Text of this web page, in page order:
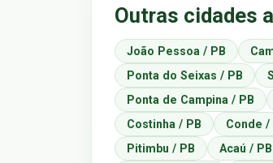
Outras cidades
João Pessoa / PB
Ponta do Seixas / PB
Ponta de Campina / PB
Costinha / PB
Conde /
Pitimbu / PB
Acaú / PB